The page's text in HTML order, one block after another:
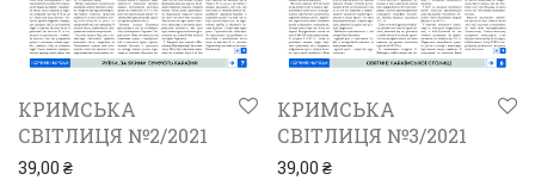
КРИМСЬКА
СВІТЛИЦЯ №2/2021
39,00 ₴
КРИМСЬКА
СВІТЛИЦЯ №3/2021
39,00 ₴